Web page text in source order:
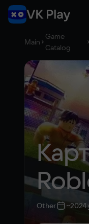
Main
Game
Catalog
200
Other ~2024